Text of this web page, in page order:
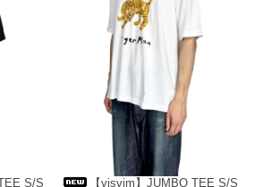
S/S 【visvim】JUMBO TEE S/S